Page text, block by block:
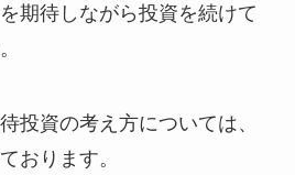
期待しながら投資を続けて
投資の考え方については、
おります。